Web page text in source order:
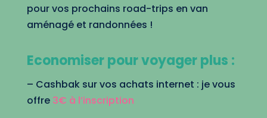
pour vos prochains road-trips en van
aménagé et randonnées !
Economiser pour voyager plus :
– Cashbak sur vos achats internet : je vous
offre 3€ à l’inscription